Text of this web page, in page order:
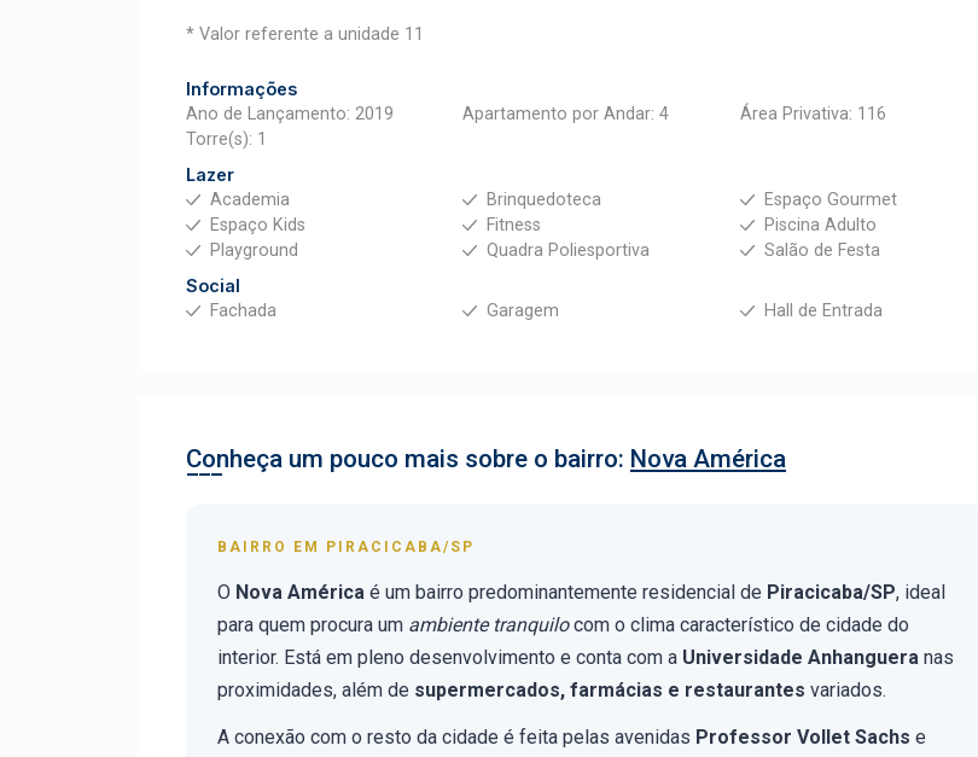
* Valor referente a unidade 11
Informações
Ano de Lançamento: 2019
Apartamento por Andar: 4
Área Privativa: 116
Torre(s): 1
Lazer
Academia
Brinquedoteca
Espaço Gourmet
Espaço Kids
Fitness
Piscina Adulto
Playground
Quadra Poliesportiva
Salão de Festa
Social
Fachada
Garagem Hall de Entrada
Conheça um pouco mais sobre o bairro: Nova América
BAIRRO EM PIRACICABA/SP
O Nova América é um bairro predominantemente residencial de Piracicaba/SP, ideal
para quem procura um ambiente tranquilocom o clima característico de cidade do
interior. Está em pleno desenvolvimento e conta com a Universidade Anhanguera nas
proximidades, além de supermercados, farmácias e restaurantes variados.
A conexão com o resto da cidade é feita pelas avenidas Professor Vollet Sachs e